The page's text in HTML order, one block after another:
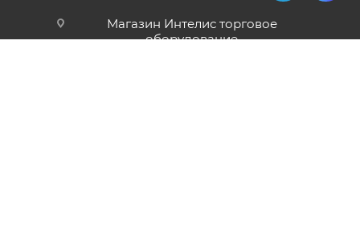
Магазин Интелис торговое
оборудование